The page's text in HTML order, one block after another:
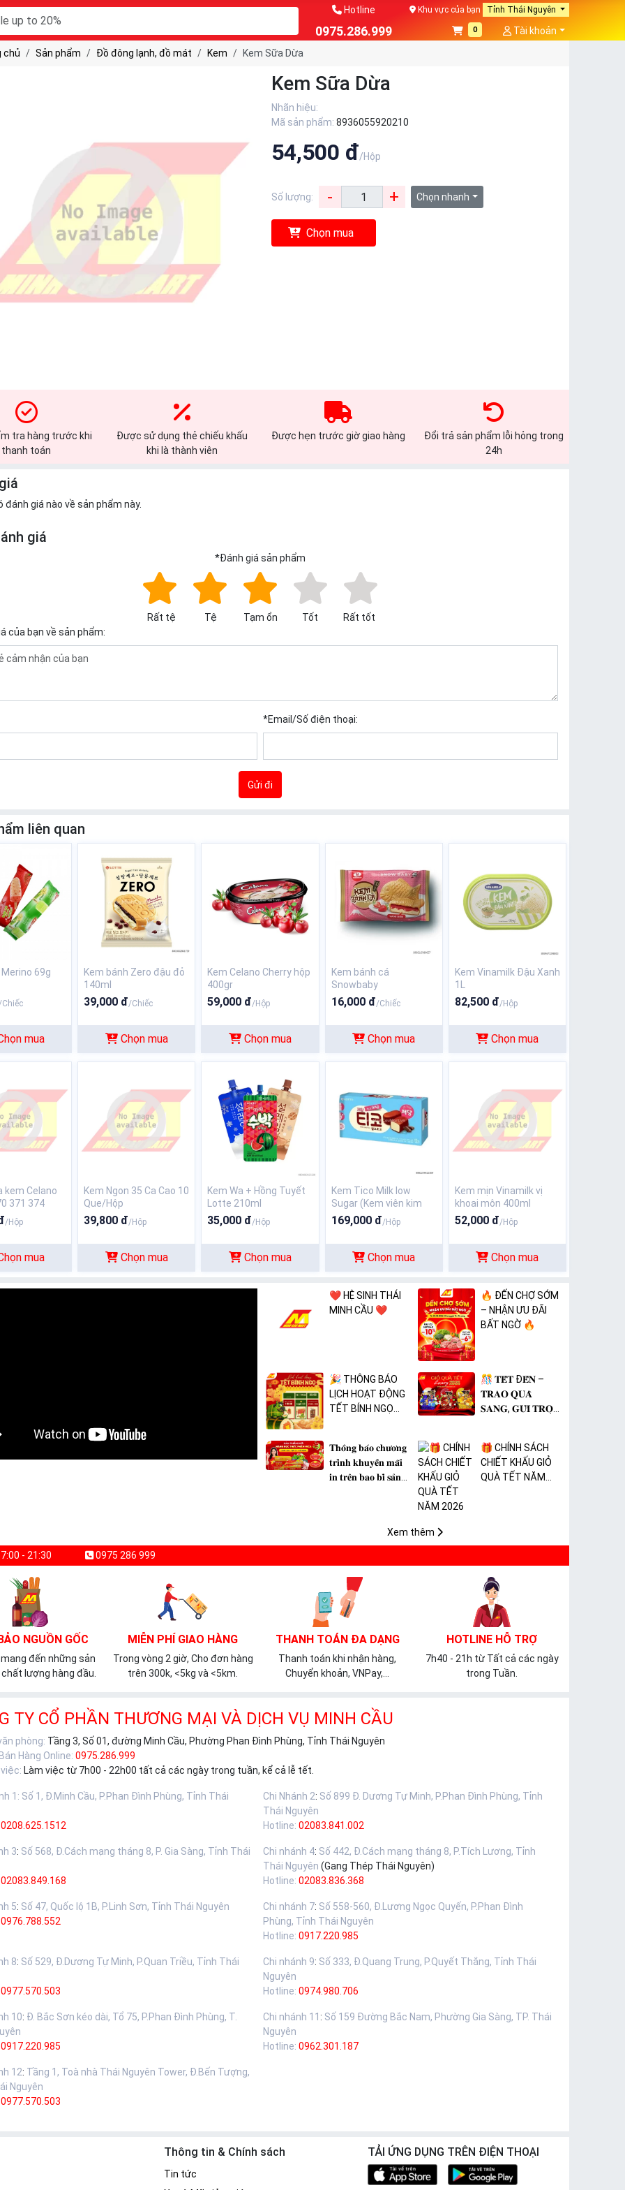
Hotline
0975.286.999
Khu vực của bạn Tỉnh Thái Nguyên
0 Tài khoản
chủ Sản phẩm Đồ đông lạnh, đồ mát Kem Kem Sữa Dừa
Kem Sữa Dừa
Nhãn hiệu:
Mã sản phẩm: 8936055920210
54,500 đ/Hộp
Số lượng: - + Chọn nhanh
Chọn mua
tra hàng trước khi
thanh toán
Được sử dụng thẻ chiếu khấu
khi là thành viên
Được hẹn trước giờ giao hàng
Đổi trả sản phẩm lỗi hỏng trong
24h
đánh giá nào về sản phẩm này.
giá
*Đánh giá sản phẩm
Rất tệ Tệ Tạm ổn Tốt
Rất tốt
của bạn về sản phẩm:
*Email/Số điện thoại:
Gửi đi
liên quan
69g
mua
Kem bánh Zero đậu đỏ
140ml
39,000 đ/Chiếc
Chọn mua
Kem Celano Cherry hộp
400gr
59,000 đ/Hộp
Chọn mua
Kem bánh cá
Snowbaby
16,000 đ/Chiếc
Chọn mua
Kem Vinamilk Đậu Xanh
1L
82,500 đ/Hộp
Chọn mua
kem Celano
371 374
/Hộp
mua
Kem Ngon 35 Ca Cao 10
Que/Hộp
39,800 đ/Hộp
Chọn mua
Kem Wa + Hồng Tuyết
Lotte 210ml
35,000 đ/Hộp
Chọn mua
Kem Tico Milk low
Sugar (Kem viên kim
cương Socola ít
đường)
169,000 đ/Hộp
Chọn mua
Kem mịn Vinamilk vị
khoai môn 400ml
52,000 đ/Hộp
Chọn mua
❤️ HỆ SINH THÁI
MINH CẦU ❤️
🔥 ĐẾN CHỢ SỚM
– NHẬN ƯU ĐÃI
BẤT NGỜ 🔥
🎉 THÔNG BÁO
LỊCH HOẠT ĐỘNG
TẾT BÍNH NGỌ
🎊 𝐓𝐄̂́𝐓 Đ𝐄̂́𝐍 –
𝐓𝐑𝐀𝐎 𝐐𝐔𝐀̀
𝐒𝐀𝐍𝐆, 𝐆𝐔̛̉𝐈 𝐓𝐑𝐎̣𝐍
𝐓𝐡𝐨̂𝐧𝐠 𝐛𝐚́𝐨 𝐜𝐡𝐮̛𝐨̛𝐧𝐠
𝐭𝐫𝐢̀𝐧𝐡 𝐤𝐡𝐮𝐲𝐞̂́𝐧 𝐦𝐚̃𝐢
𝐢𝐧 𝐭𝐫𝐞̂𝐧 𝐛𝐚𝐨 𝐛𝐢̀ 𝐬𝐚̉𝐧
🎁 CHÍNH SÁCH
CHIẾT KHẤU GIỎ
QUÀ TẾT NĂM
Xem thêm
- 21:30 0975 286 999
NGUỒN GỐC
đến những sản
lượng hàng đầu.
MIỄN PHÍ GIAO HÀNG
Trong vòng 2 giờ, Cho đơn hàng
trên 300k, <5kg và <5km.
THANH TOÁN ĐA DẠNG
Thanh toán khi nhận hàng,
Chuyển khoản, VNPay,...
HOTLINE HỖ TRỢ
7h40 - 21h từ Tất cả các ngày
trong Tuần.
TY CỔ PHẦN THƯƠNG MẠI VÀ DỊCH VỤ MINH CẦU
phòng: Tầng 3, Số 01, đường Minh Cầu, Phường Phan Đình Phùng, Tỉnh Thái Nguyên
Hàng Online: 0975.286.999
Làm việc từ 7h00 - 22h00 tất cả các ngày trong tuần, kể cả lễ tết.
1 : Số 1, Đ.Minh Cầu, P.Phan Đình Phùng, Tỉnh Thái
0208.625.1512
Chi Nhánh 2: Số 899 Đ. Dương Tự Minh, P.Phan Đình Phùng, Tỉnh
Thái Nguyên
Hotline: 02083.841.002
3: Số 568, Đ.Cách mạng tháng 8, P. Gia Sàng, Tỉnh Thái
02083.849.168
Chi nhánh 4: Số 442, Đ.Cách mạng tháng 8, P.Tích Lương, Tỉnh
Thái Nguyên (Gang Thép Thái Nguyên)
Hotline: 02083.836.368
5: Số 47, Quốc lộ 1B, P.Linh Sơn, Tỉnh Thái Nguyên
0976.788.552
Chi nhánh 7: Số 558-560, Đ.Lương Ngọc Quyến, P.Phan Đình
Phùng, Tỉnh Thái Nguyên
Hotline: 0917.220.985
8: Số 529, Đ.Dương Tự Minh, P.Quan Triều, Tỉnh Thái
0977.570.503
Chi nhánh 9: Số 333, Đ.Quang Trung, P.Quyết Thắng, Tỉnh Thái
Nguyên
Hotline: 0974.980.706
10: Đ. Bắc Sơn kéo dài, Tổ 75, P.Phan Đình Phùng, T.
0917.220.985
Chi nhánh 11 : Số 159 Đường Bắc Nam, Phường Gia Sàng, TP. Thái
Nguyên
Hotline: 0962.301.187
12: Tầng 1, Toà nhà Thái Nguyên Tower, Đ.Bến Tượng,
Nguyên
0977.570.503
Thông tin & Chính sách
Tin tức
TẢI ỨNG DỤNG TRÊN ĐIỆN THOẠI